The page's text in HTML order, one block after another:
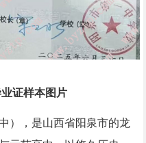
证样本图片
），是山西省阳泉市的龙